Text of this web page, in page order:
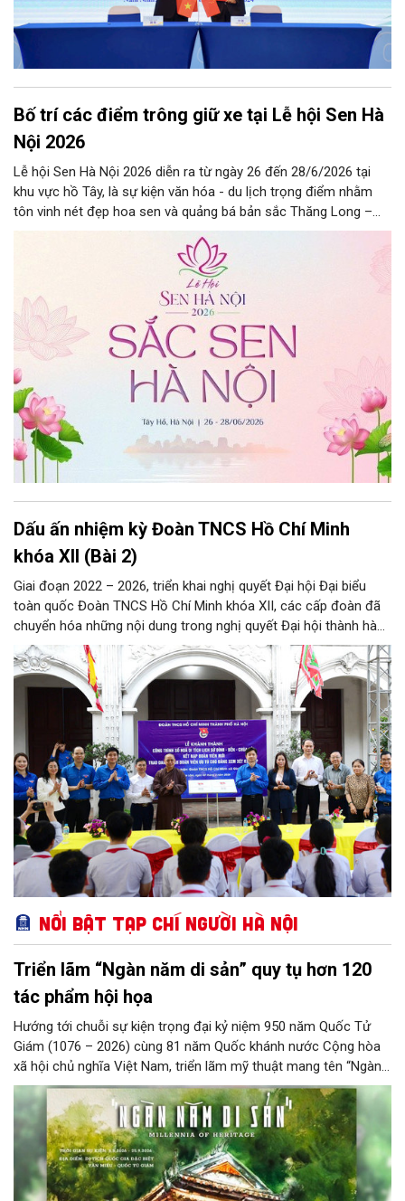
Bố trí các điểm trông giữ xe tại Lễ hội Sen Hà
Nội 2026
Lễ hội Sen Hà Nội 2026 diễn ra từ ngày 26 đến 28/6/2026 tại
khu vực hồ Tây, là sự kiện văn hóa - du lịch trọng điểm nhằm
tôn vinh nét đẹp hoa sen và quảng bá bản sắc Thăng Long –
Hà Nội.
Dấu ấn nhiệm kỳ Đoàn TNCS Hồ Chí Minh
khóa XII (Bài 2)
Giai đoạn 2022 – 2026, triển khai nghị quyết Đại hội Đại biểu
toàn quốc Đoàn TNCS Hồ Chí Minh khóa XII, các cấp đoàn đã
chuyển hóa những nội dung trong nghị quyết Đại hội thành hành
động cụ thể và đạt được nhiều kết quả nổi bật.
Nổi bật Tạp chí Người Hà Nội
Triển lãm “Ngàn năm di sản” quy tụ hơn 120
tác phẩm hội họa
Hướng tới chuỗi sự kiện trọng đại kỷ niệm 950 năm Quốc Tử
Giám (1076 – 2026) cùng 81 năm Quốc khánh nước Cộng hòa
xã hội chủ nghĩa Việt Nam, triển lãm mỹ thuật mang tên “Ngàn
năm di sản” sẽ chính thức khai mạc vào ngày 8/8 tại Nhà Thái
Học, Di tích Quốc gia đặc biệt Văn Miếu – Quốc Tử Giám. Sự
kiện kéo dài đến ngày 25/9/2026 hứa hẹn trở thành điểm đến
văn hóa đầy sức hút, góp phần làm phong phú đời sống nghệ
thuật của Thủ đô trong mùa thu này.